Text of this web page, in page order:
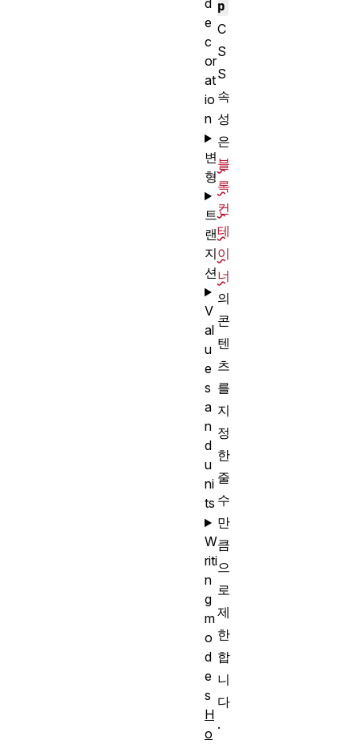
p
C
S
S
속
성
은
블
록
컨
테
이
너
의
콘
텐
츠
를
지
정
한
줄
수
만
큼
으
로
제
한
합
니
다
.
d
e
c
or
at
io
n
변
형
트
랜
지
션
V
al
u
e
s
a
n
d
u
ni
ts
W
riti
n
g
m
o
d
e
s
H
o